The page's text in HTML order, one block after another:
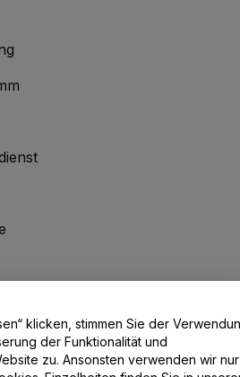
klicken, stimmen Sie der
der Funktionalität und
wir nur